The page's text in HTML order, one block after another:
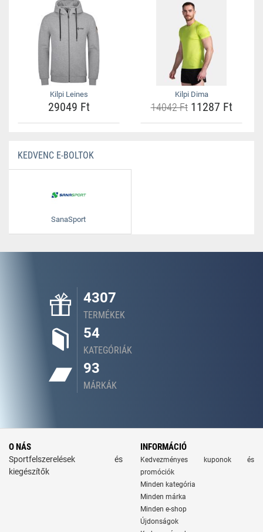
Kilpi Leines
29049 Ft
Kilpi Dima
14042 Ft11287 Ft
KEDVENC E-BOLTOK
SanaSport
4307
TERMÉKEK
54
KATEGÓRIÁK
93
MÁRKÁK
O NÁS
Sportfelszerelések és
kiegészítők
INFORMÁCIÓ
Kedvezményes kuponok és
promóciók
Minden kategória
Minden márka
Minden e-shop
Újdonságok